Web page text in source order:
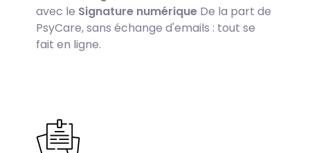
avec le Signature numérique De la part de
PsyCare, sans échange d'emails : tout se
fait en ligne.